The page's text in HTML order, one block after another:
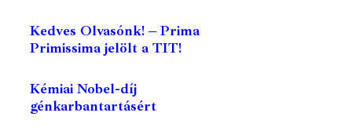
Kedves Olvasónk! – Prima
Primissima jelölt a TIT!
Kémiai Nobel-díj
génkarbantartásért